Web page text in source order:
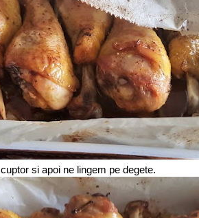
si apoi ne lingem pe degete.